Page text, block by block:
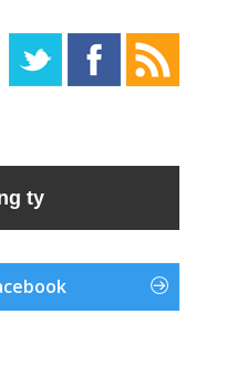
ty